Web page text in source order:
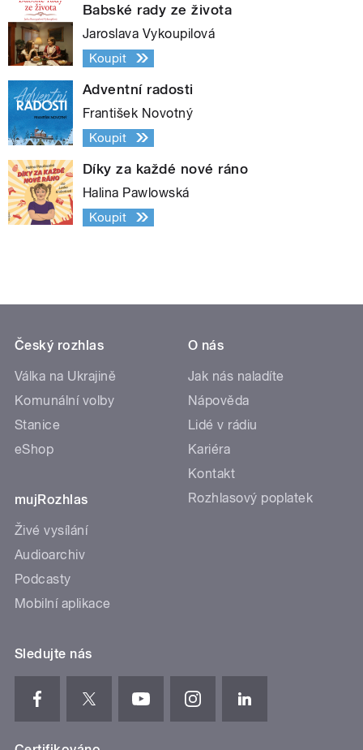
Babské rady ze života
Jaroslava Vykoupilová
Koupit
Adventní radosti
František Novotný
Koupit
Díky za každé nové ráno
Halina Pawlowská
Koupit
Český rozhlas
Válka na Ukrajině
Komunální volby
Stanice
eShop
mujRozhlas
Živé vysílání
Audioarchiv
Podcasty
Mobilní aplikace
O nás
Jak nás naladíte
Nápověda
Lidé v rádiu
Kariéra
Kontakt
Rozhlasový poplatek
Sledujte nás